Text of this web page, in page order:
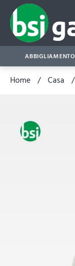
ABBIGLIAMENTO
Home Casa